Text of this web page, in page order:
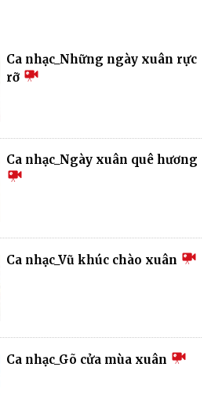
Ca nhạc_Những ngày xuân rực
rỡ
Ca nhạc_Ngày xuân quê hương
Ca nhạc_Vũ khúc chào xuân
Ca nhạc_Gõ cửa mùa xuân